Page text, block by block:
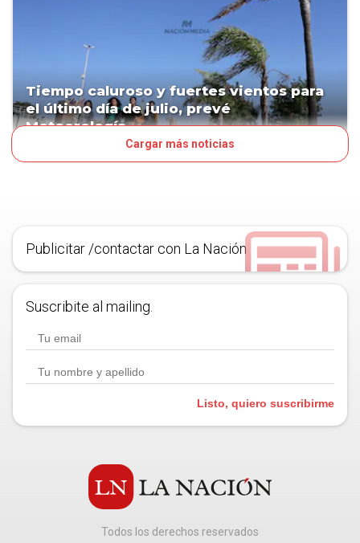
Tiempo caluroso y fuertes vientos para
el último día de julio, prevé
Meteorología
Cargar más noticias
Publicitar /contactar con La Nación
Suscribite al mailing.
Listo, quiero suscribirme
Todos los derechos reservados